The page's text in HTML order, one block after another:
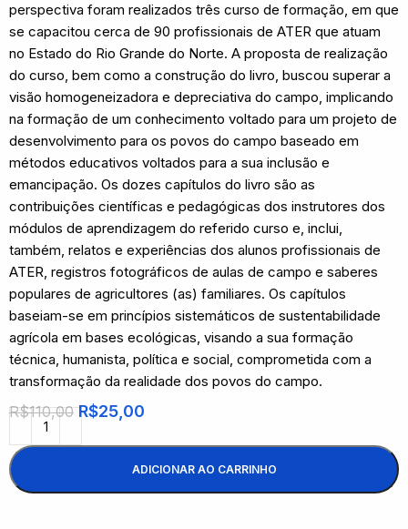
perspectiva foram realizados três curso de formação, em que
se capacitou cerca de 90 profissionais de ATER que atuam
no Estado do Rio Grande do Norte. A proposta de realização
do curso, bem como a construção do livro, buscou superar a
visão homogeneizadora e depreciativa do campo, implicando
na formação de um conhecimento voltado para um projeto de
desenvolvimento para os povos do campo baseado em
métodos educativos voltados para a sua inclusão e
emancipação. Os dozes capítulos do livro são as
contribuições científicas e pedagógicas dos instrutores dos
módulos de aprendizagem do referido curso e, inclui,
também, relatos e experiências dos alunos profissionais de
ATER, registros fotográficos de aulas de campo e saberes
populares de agricultores (as) familiares. Os capítulos
baseiam-se em princípios sistemáticos de sustentabilidade
agrícola em bases ecológicas, visando a sua formação
técnica, humanista, política e social, comprometida com a
transformação da realidade dos povos do campo.
R$110,00 R$25,00
ADICIONAR AO CARRINHO